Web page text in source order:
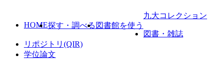
HOME探す・調べる 図書館を使う
九大コレクション
図書・雑誌
リポジトリ(QIR)
学位論文